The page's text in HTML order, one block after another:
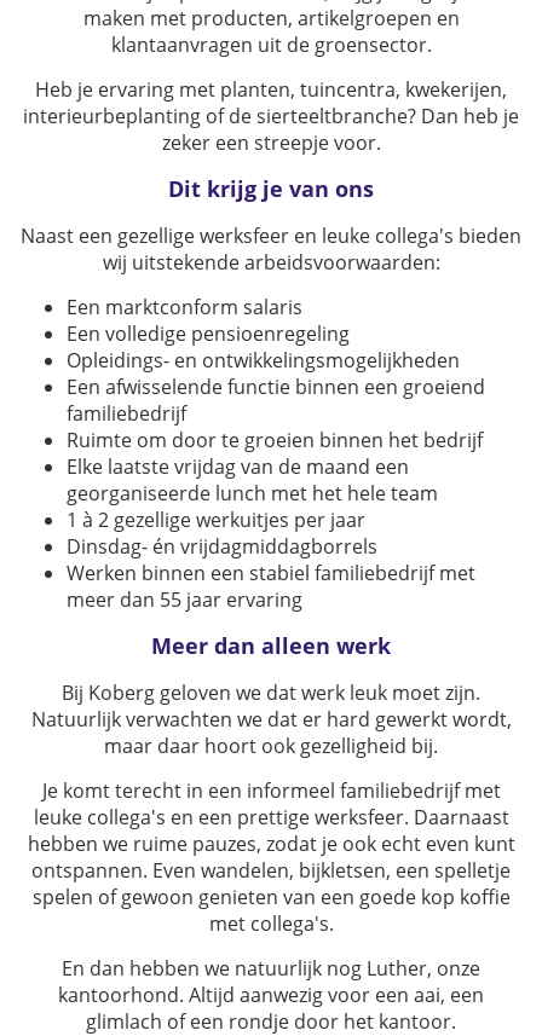
maken met producten, artikelgroepen en
klantaanvragen uit de groensector.
Heb je ervaring met planten, tuincentra, kwekerijen,
interieurbeplanting of de sierteeltbranche? Dan heb je
zeker een streepje voor.
Dit krijg je van ons
Naast een gezellige werksfeer en leuke collega's bieden
wij uitstekende arbeidsvoorwaarden:
Een marktconform salaris
Een volledige pensioenregeling
Opleidings- en ontwikkelingsmogelijkheden
Een afwisselende functie binnen een groeiend
familiebedrijf
Ruimte om door te groeien binnen het bedrijf
Elke laatste vrijdag van de maand een
georganiseerde lunch met het hele team
1 à 2 gezellige werkuitjes per jaar
Dinsdag- én vrijdagmiddagborrels
Werken binnen een stabiel familiebedrijf met
meer dan 55 jaar ervaring
Meer dan alleen werk
Bij Koberg geloven we dat werk leuk moet zijn.
Natuurlijk verwachten we dat er hard gewerkt wordt,
maar daar hoort ook gezelligheid bij.
Je komt terecht in een informeel familiebedrijf met
leuke collega's en een prettige werksfeer. Daarnaast
hebben we ruime pauzes, zodat je ook echt even kunt
ontspannen. Even wandelen, bijkletsen, een spelletje
spelen of gewoon genieten van een goede kop koffie
met collega's.
En dan hebben we natuurlijk nog Luther, onze
kantoorhond. Altijd aanwezig voor een aai, een
glimlach of een rondje door het kantoor.